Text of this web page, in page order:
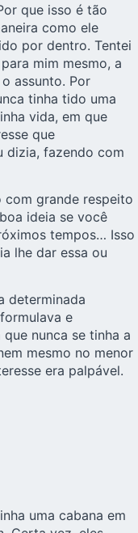
que isso é tão
como ele
por dentro. Tentei
mim mesmo, a
assunto. Por
tinha tido uma
vida, em que
que
dizia, fazendo com
com grande respeito
ideia se você
tempos… Isso
lhe dar essa ou
determinada
e
nunca se tinha a
mesmo no menor
era palpável.
uma cabana em